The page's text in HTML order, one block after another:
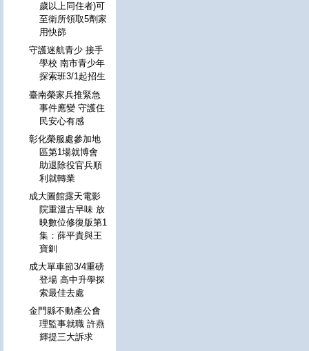
歲以上同住者)可
至衛所領取5劑家
用快篩
守護迷航青少 接手
學校 南市青少年
探索班3/1起招生
臺南榮家兵推緊急
事件應變 守護住
民安心有感
彰化榮服處參加地
區第1場就博會
助退除役官兵順
利就轉業
成大圖館露天電影
院重溫古早味 放
映數位修復版第1
集：薛平貴與王
寶釧
成大單車節3/4重磅
登場 高中升學探
索最佳去處
金門縣不動產公會
理監事就職 許燕
輝提三大訴求